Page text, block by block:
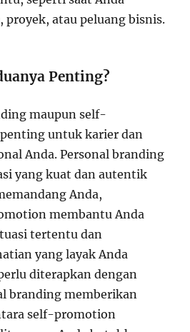
proyek, atau peluang bisnis.
Penting?
maupun self-
untuk karier dan
Anda. Personal branding
yang kuat dan autentik
Anda,
membantu Anda
tertentu dan
yang layak Anda
diterapkan dengan
branding memberikan
self-promotion